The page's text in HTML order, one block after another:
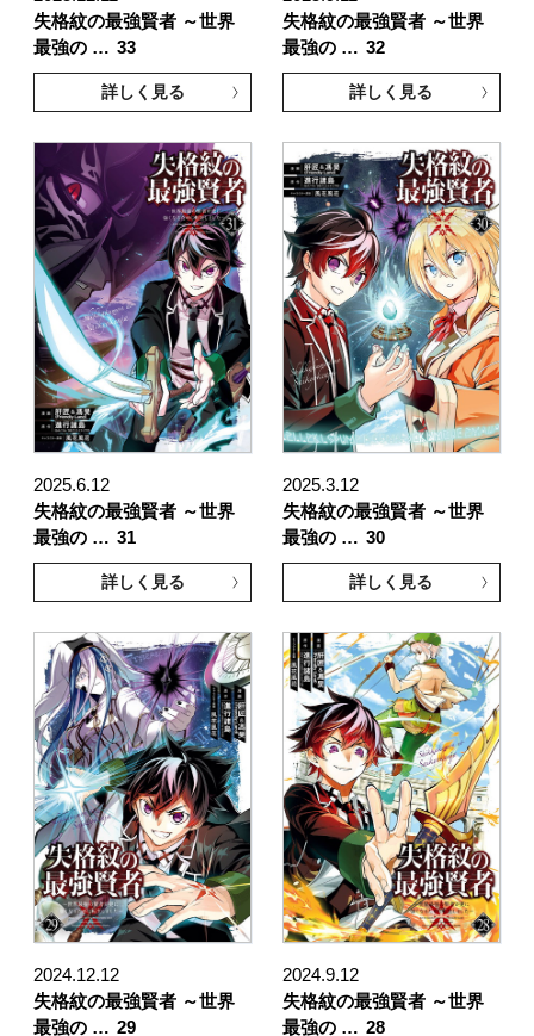
失格紋の最強賢者 ～世界
最強の … 33
詳しく見る
失格紋の最強賢者 ～世界
最強の … 32
詳しく見る
2025.6.12
失格紋の最強賢者 ～世界
最強の … 31
詳しく見る
2025.3.12
失格紋の最強賢者 ～世界
最強の … 30
詳しく見る
2024.12.12
失格紋の最強賢者 ～世界
最強の … 29
2024.9.12
失格紋の最強賢者 ～世界
最強の … 28